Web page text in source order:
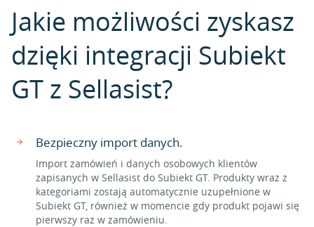
Jakie możliwości zyskasz
dzięki integracji Subiekt
GT z Sellasist?
Bezpieczny import danych.
Import zamówień i danych osobowych klientów
zapisanych w Sellasist do Subiekt GT. Produkty wraz z
kategoriami zostają automatycznie uzupełnione w
Subiekt GT, również w momencie gdy produkt pojawi się
pierwszy raz w zamówieniu.